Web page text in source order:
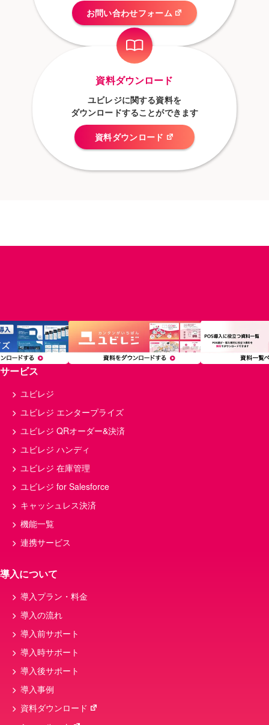
お問い合わせフォーム
資料ダウンロード
ユビレジに関する資料を
ダウンロードすることができます
資料ダウンロード
サービス
ユビレジ
ユビレジ エンタープライズ
ユビレジ QRオーダー&決済
ユビレジ ハンディ
ユビレジ 在庫管理
ユビレジ for Salesforce
キャッシュレス決済
機能一覧
連携サービス
導入について
導入プラン・料金
導入の流れ
導入前サポート
導入時サポート
導入後サポート
導入事例
資料ダウンロード